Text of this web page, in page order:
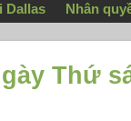
Dallas Nhân
Thứ